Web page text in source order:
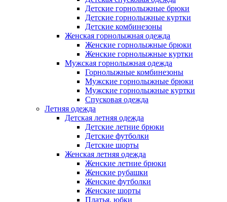
Детские горнолыжные брюки
Детские горнолыжные куртки
Детские комбинезоны
Женская горнолыжная одежда
Женские горнолыжные брюки
Женские горнолыжные куртки
Мужская горнолыжная одежда
Горнолыжные комбинезоны
Мужские горнолыжные брюки
Мужские горнолыжные куртки
Спусковая одежда
Летняя одежда
Детская летняя одежда
Детские летние брюки
Детские футболки
Детские шорты
Женская летняя одежда
Женские летние брюки
Женские рубашки
Женские футболки
Женские шорты
Платья, юбки